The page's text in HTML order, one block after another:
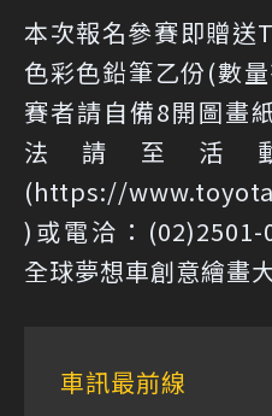
本次報名參賽即贈送
色彩色鉛筆乙份(數
賽者請自備8開圖畫
法請至活
(https://
)或電洽：(02)2501-
全球夢想車創意繪畫
車訊最前線